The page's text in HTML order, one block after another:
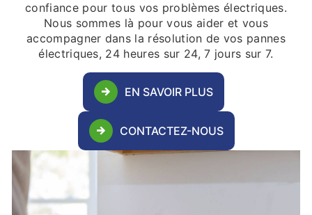
confiance pour tous vos problèmes électriques.
Nous sommes là pour vous aider et vous
accompagner dans la résolution de vos pannes
électriques, 24 heures sur 24, 7 jours sur 7.
EN SAVOIR PLUS
CONTACTEZ-NOUS